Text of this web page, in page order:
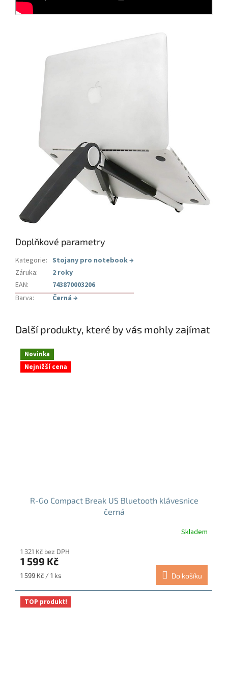
Doplňkové parametry
Kategorie: Stojany pro notebook→
Záruka:
2 roky
EAN:
743870003206
Barva: Černá →
Další produkty, které by vás mohly zajímat
Novinka
Nejnižší cena
R-Go Compact Break US Bluetooth klávesnice
černá
Skladem
1 321 Kč bez DPH
1 599 Kč
Měrná
1 599 Kč / 1 ks Do košíku
TOP produkt!